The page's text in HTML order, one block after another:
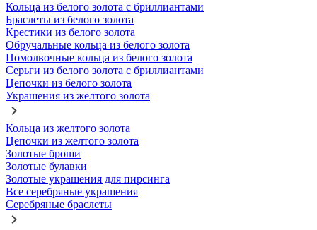
Кольца из белого золота с бриллиантами
Браслеты из белого золота
Крестики из белого золота
Обручальные кольца из белого золота
Помолвочные кольца из белого золота
Серьги из белого золота с бриллиантами
Цепочки из белого золота
Украшения из желтого золота
Кольца из желтого золота
Цепочки из желтого золота
Золотые броши
Золотые булавки
Золотые украшения для пирсинга
Все серебряные украшения
Серебряные браслеты